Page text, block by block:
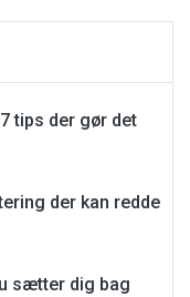
tips der gør det
der kan redde
sætter dig bag